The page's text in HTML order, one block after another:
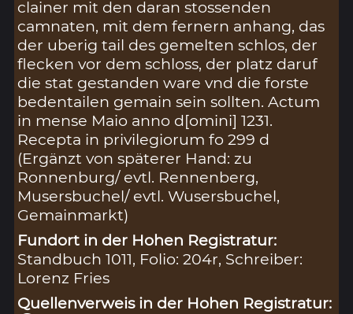
clainer mit den daran stossenden
camnaten, mit dem fernern anhang, das
der uberig tail des gemelten schlos, der
flecken vor dem schloss, der platz daruf
die stat gestanden ware vnd die forste
bedentailen gemain sein sollten. Actum
in mense Maio anno d[omini] 1231.
Recepta in privilegiorum fo 299 d
(Ergänzt von späterer Hand: zu
Ronnenburg/ evtl. Rennenberg,
Musersbuchel/ evtl. Wusersbuchel,
Gemainmarkt)
Fundort in der Hohen Registratur:
Standbuch 1011, Folio: 204r, Schreiber:
Lorenz Fries
Quellenverweis in der Hohen Registratur: